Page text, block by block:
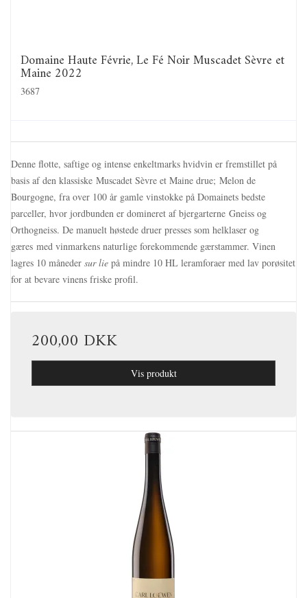
Domaine Haute Févrie, Le Fé Noir Muscadet Sèvre et
Maine 2022
3687
Denne flotte, saftige og intense enkeltmarks hvidvin er fremstillet på
basis af den klassiske Muscadet Sèvre et Maine drue; Melon de
Bourgogne, fra over 100 år gamle vinstokke på Domainets bedste
parceller, hvor jordbunden er domineret af bjergarterne Gneiss og
Orthogneiss. De manuelt høstede druer presses som helklaser og
gæres med vinmarkens naturlige forekommende gærstammer. Vinen
lagres 10 måneder sur lie på mindre 10 HL leramforaer med lav porøsitet
for at bevare vinens friske profil.
200,00 DKK
Vis produkt